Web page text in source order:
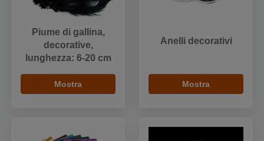
Piume di gallina,
decorative,
lunghezza: 6-20 cm
Mostra
Anelli decorativi
Mostra